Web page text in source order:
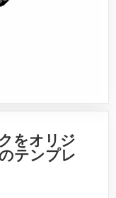
をオリジ
テンプレ